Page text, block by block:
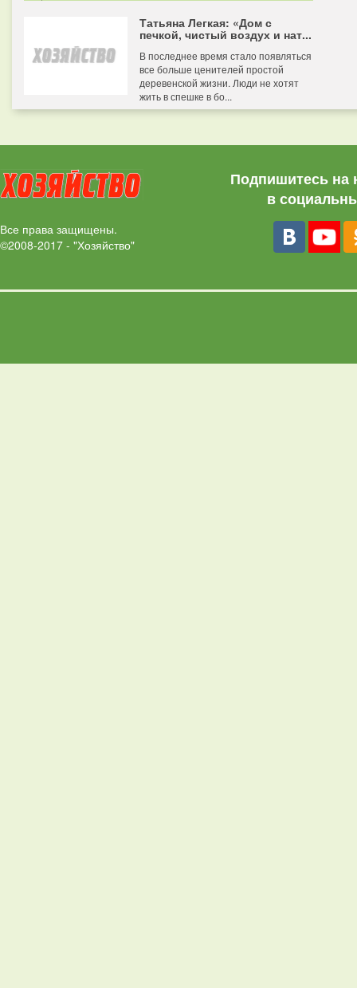
Татьяна Легкая: «Дом с
печкой, чистый воздух и нат...
В последнее время стало появляться
все больше ценителей простой
деревенской жизни. Люди не хотят
жить в спешке в бо...
Все права защищены.
©2008-2017 - "Хозяйство"
Подпишитесь на
в